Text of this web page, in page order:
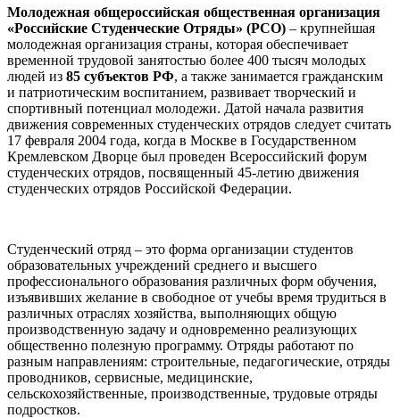
Молодежная общероссийская общественная организация
«Российские Студенческие Отряды» (РСО) – крупнейшая
молодежная организация страны, которая обеспечивает
временной трудовой занятостью более 400 тысяч молодых
людей из 85 субъектов РФ, а также занимается гражданским
и патриотическим воспитанием, развивает творческий и
спортивный потенциал молодежи. Датой начала развития
движения современных студенческих отрядов следует считать
17 февраля 2004 года, когда в Москве в Государственном
Кремлевском Дворце был проведен Всероссийский форум
студенческих отрядов, посвященный 45-летию движения
студенческих отрядов Российской Федерации.
Студенческий отряд – это форма организации студентов
образовательных учреждений среднего и высшего
профессионального образования различных форм обучения,
изъявивших желание в свободное от учебы время трудиться в
различных отраслях хозяйства, выполняющих общую
производственную задачу и одновременно реализующих
общественно полезную программу. Отряды работают по
разным направлениям: строительные, педагогические, отряды
проводников, сервисные, медицинские,
сельскохозяйственные, производственные, трудовые отряды
подростков.